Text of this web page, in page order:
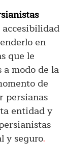
en
que le
modo de la
de
persianas
entidad y
y seguro.